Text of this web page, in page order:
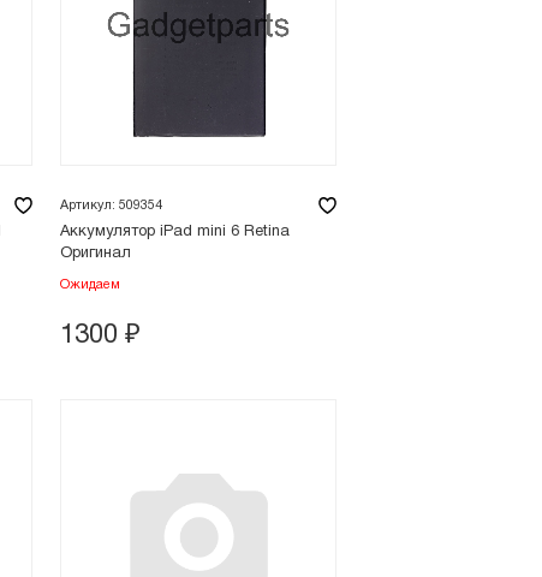
Артикул: 509354
Аккумулятор iPad mini 6 Retina
Оригинал
Ожидаем
1300 ₽